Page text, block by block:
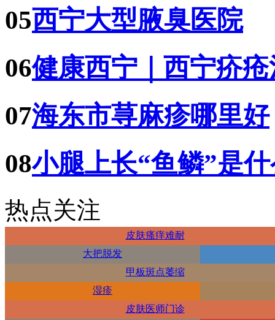
05西宁大型腋臭医院
06健康西宁｜西宁疥
07海东市荨麻疹哪里好
08小腿上长“鱼鳞”是
热点关注
皮肤瘙痒难耐
大把脱发
甲板斑点萎缩
湿疹
皮肤医师门诊